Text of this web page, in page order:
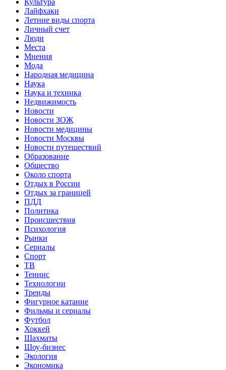
Лайфхаки
Летние виды спорта
Личный счет
Люди
Места
Мнения
Мода
Народная медицина
Наука
Наука и техника
Недвижимость
Новости
Новости ЗОЖ
Новости медицины
Новости Москвы
Новости путешествий
Образование
Общество
Около спорта
Отдых в России
Отдых за границей
ПДД
Политика
Происшествия
Психология
Рынки
Сериалы
Спорт
ТВ
Теннис
Технологии
Тренды
Фигурное катание
Фильмы и сериалы
Футбол
Хоккей
Шахматы
Шоу-бизнес
Экология
Экономика